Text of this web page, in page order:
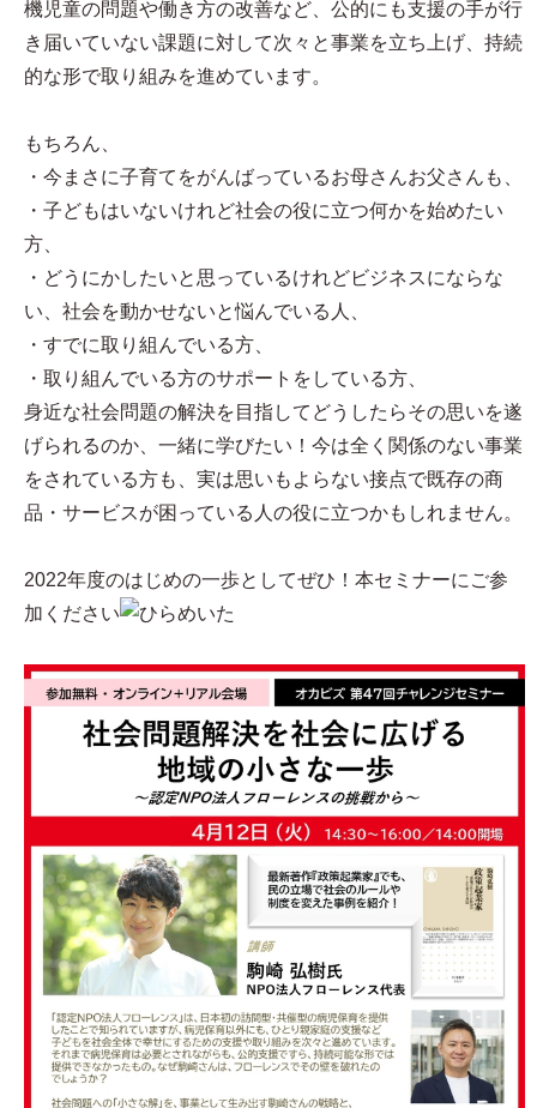
機児童の問題や働き方の改善など、公的にも支援の手が行
き届いていない課題に対して次々と事業を立ち上げ、持続
的な形で取り組みを進めています。
もちろん、
・今まさに子育てをがんばっているお母さんお父さんも、
・子どもはいないけれど社会の役に立つ何かを始めたい
方、
・どうにかしたいと思っているけれどビジネスにならな
い、社会を動かせないと悩んでいる人、
・すでに取り組んでいる方、
・取り組んでいる方のサポートをしている方、
身近な社会問題の解決を目指してどうしたらその思いを遂
げられるのか、一緒に学びたい！今は全く関係のない事業
をされている方も、実は思いもよらない接点で既存の商
品・サービスが困っている人の役に立つかもしれません。
2022年度のはじめの一歩としてぜひ！本セミナーにご参
加ください